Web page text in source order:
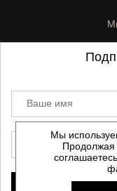
©2021-
Данный сайт
не
Политика
Мы
Продолжая
Ваше имя